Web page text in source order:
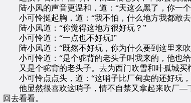
陆小凤的声音更温和，道：“天这么黑了，你一个
小可怜挺起胸，道：“我不怕，什么地方我都敢去
陆小凤道：“你觉得这地方很好玩？”
小可怜道：“一点也不好玩I”
陆小凤道：“既然不好玩，你为什么要到这里来吹
小可怜道：“是个驼背的老头子叫我来的，他也给
又是个驼背的老头子。去为西门吹雪和叶孤城买
小可怜点点头，道：“这哨子比厂甸卖的还好玩，
他显然很喜欢这哨子，情不自禁又拿起来吹厂—下
回去看看。